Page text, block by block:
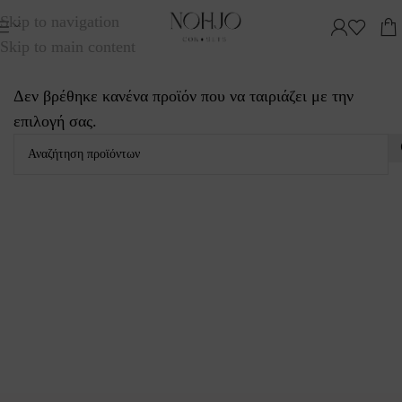
Skip to navigation
Skip to main content
ΤΑΞΙΝΟΜΗΣΗ
Δεν βρέθηκε κανένα προϊόν που να ταιριάζει με την
επιλογή σας.